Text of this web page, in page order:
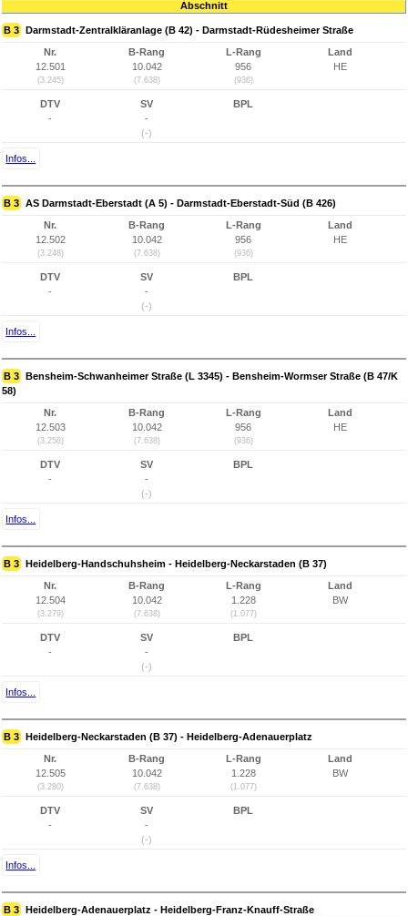
Abschnitt
B 3 Darmstadt-Zentralkläranlage (B 42) - Darmstadt-Rüdesheimer Straße
Nr.
12.501
(3.245)
B-Rang
10.042
(7.638)
L-Rang
956
(936)
Land
HE
DTV
-
SV
-
(-)
BPL
Infos...
B 3 AS Darmstadt-Eberstadt (A 5) - Darmstadt-Eberstadt-Süd (B 426)
Nr.
12.502
(3.248)
B-Rang
10.042
(7.638)
L-Rang
956
(936)
Land
HE
DTV
-
SV
-
(-)
BPL
Infos...
B 3 Bensheim-Schwanheimer Straße (L 3345) - Bensheim-Wormser Straße (B 47/K
58)
Nr.
12.503
(3.258)
B-Rang
10.042
(7.638)
L-Rang
956
(936)
Land
HE
DTV
-
SV
-
(-)
BPL
Infos...
B 3 Heidelberg-Handschuhsheim - Heidelberg-Neckarstaden (B 37)
Nr.
12.504
(3.279)
B-Rang
10.042
(7.638)
L-Rang
1.228
(1.077)
Land
BW
DTV
-
SV
-
(-)
BPL
Infos...
B 3 Heidelberg-Neckarstaden (B 37) - Heidelberg-Adenauerplatz
Nr.
12.505
(3.280)
B-Rang
10.042
(7.638)
L-Rang
1.228
(1.077)
Land
BW
DTV
-
SV
-
(-)
BPL
Infos...
B 3 Heidelberg-Adenauerplatz - Heidelberg-Franz-Knauff-Straße